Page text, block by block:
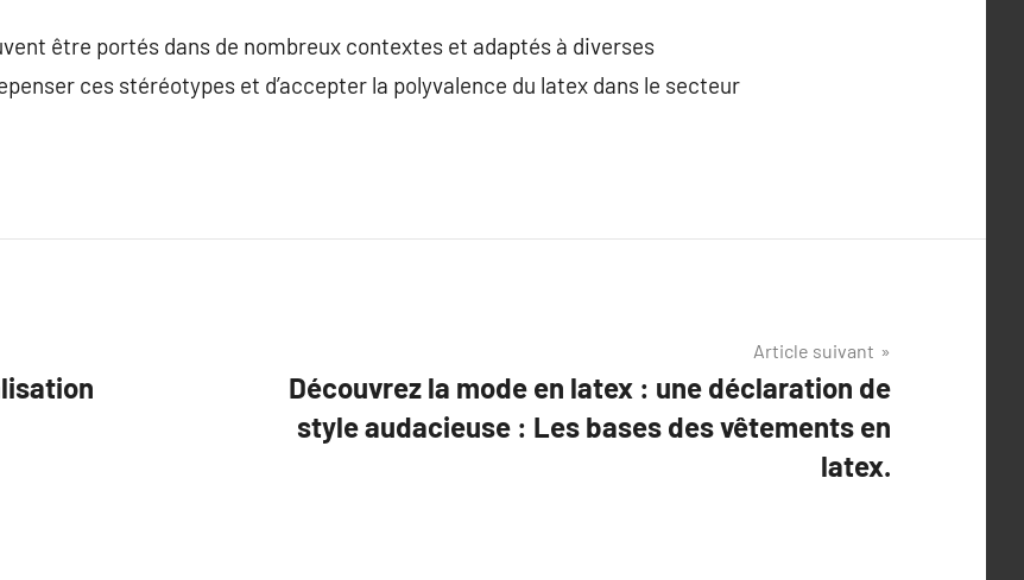
être portés dans de nombreux contextes et adaptés à diverses
ces stéréotypes et d’accepter la polyvalence du latex dans le secteur
Article suivant
Découvrez la mode en latex : une déclaration de
style audacieuse : Les bases des vêtements en
latex.